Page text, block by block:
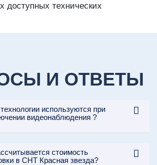
доступных технических
И ОТВЕТЫ
используются при
видеонаблюдения ?
стоимость
в СНТ Красная звезда?